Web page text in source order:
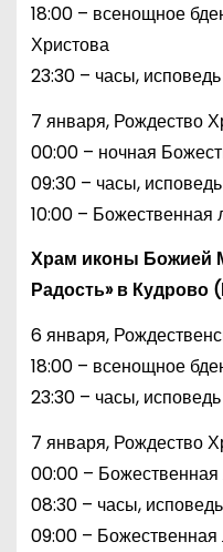
18:00 – всенощное
Христова
23:30 – часы, исповедь
7 января, Рождество
00:00 – ночная
09:30 – часы, исповедь
10:00 – Божественная
Храм иконы Божией
Радость» в Кудрово
6 января,
18:00 – всенощное
23:30 – часы, исповедь
7 января, Рождество
00:00 – Божественная
08:30 – часы, исповедь
09:00 – Божественная